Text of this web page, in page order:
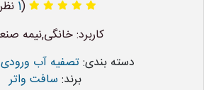
(
1
کاربرد: خانگی,نیمه
دسته بندی:تصفیه آب
برند: سافت واتر